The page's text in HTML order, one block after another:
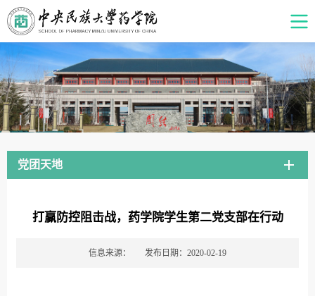
党团天地
打赢防控阻击战，药学院学生第二党支部在行动
信息来源： 发布日期：2020-02-19